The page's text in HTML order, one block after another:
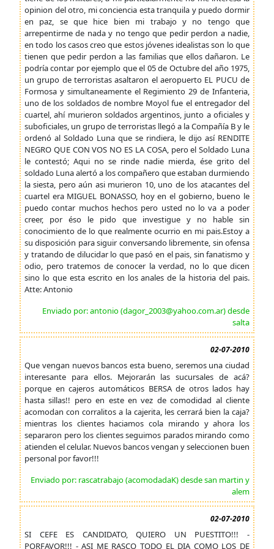
opinion del otro, mi conciencia esta tranquila y puedo dormir
en paz, se que hice bien mi trabajo y no tengo que
arrepentirme de nada y no tengo que pedir perdon a nadie,
en todo los casos creo que estos jóvenes idealistas son lo que
tienen que pedir perdon a las familias que ellos dañaron. Le
podría contar por ejemplo que el 05 de Octubre del año 1975,
un grupo de terroristas asaltaron el aeropuerto EL PUCU de
Formosa y simultaneamente el Regimiento 29 de Infanteria,
uno de los soldados de nombre Moyol fue el entregador del
cuartel, ahí murieron soldados argentinos, junto a oficiales y
suboficiales, un grupo de terroristas llegó a la Compañía B y le
ordenó al Soldado Luna que se rindiera, le dijo así RENDITE
NEGRO QUE CON VOS NO ES LA COSA, pero el Soldado Luna
le contestó; Aqui no se rinde nadie mierda, ése grito del
soldado Luna alertó a los compañero que estaban durmiendo
la siesta, pero aún asi murieron 10, uno de los atacantes del
cuartel era MIGUEL BONASSO, hoy en el gobierno, bueno le
puedo contar muchos hechos pero usted no lo va a poder
creer, por éso le pido que investigue y no hable sin
conocimiento de lo que realmente ocurrio en mi pais.Estoy a
su disposición para siguir conversando libremente, sin ofensa
y tratando de dilucidar lo que pasó en el pais, sin fanatismo y
odio, pero tratemos de conocer la verdad, no lo que dicen
sino lo que esta escrito en los anales de la historia del pais.
Atte: Antonio
Enviado por: antonio (dagor_2003@yahoo.com.ar) desde
salta
02-07-2010
Que vengan nuevos bancos esta bueno, seremos una ciudad
interesante para ellos. Mejorarán las sucursales de acá?
porque en cajeros automáticos BERSA de otros lados hay
hasta sillas!! pero en este en vez de comodidad al cliente
acomodan con corralitos a la cajerita, les cerrará bien la caja?
mientras los clientes haciamos cola mirando y ahora los
separaron pero los clientes seguimos parados mirando como
atienden el celular. Nuevos bancos vengan y seleccionen buen
personal por favor!!!
Enviado por: rascatrabajo (acomodadaK) desde san martin y
alem
02-07-2010
SI CEFE ES CANDIDATO, QUIERO UN PUESTITO!!! -
PORFAVOR!!! - ASI ME RASCO TODO EL DIA COMO LOS DE